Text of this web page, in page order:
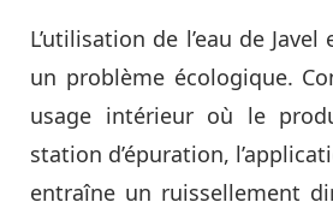
L’utilisation de l’eau de
un problème écologique.
usage intérieur où le
station d’épuration,
entraîne un ruissellement